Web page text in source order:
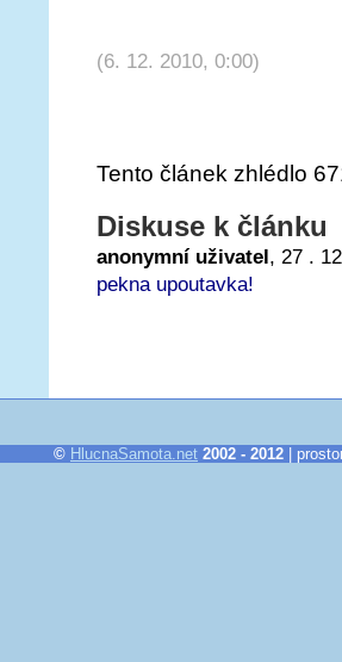
(6. 12. 2010, 0:00)
Tento článek zhlédlo
Diskuse k článku
anonymní uživatel, 27 .
pekna upoutavka!
© HlucnaSamota.net 2002 - 2012 |